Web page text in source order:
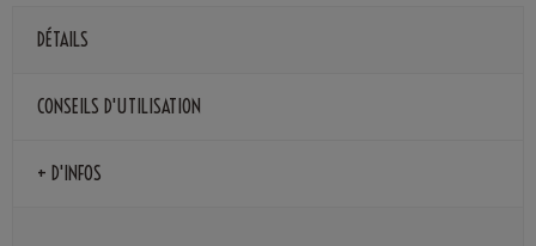
DÉTAILS
CONSEILS D'UTILISATION
+ D'INFOS